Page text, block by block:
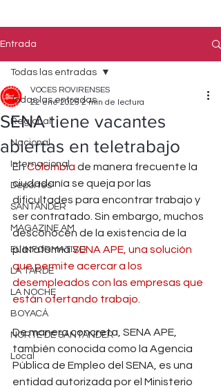
Entrada
Todas las entradas
Regional
Nacional
Internacional
Deportes
SANTANDER
MAGAZINE AM
EL INFORMATIVO
LA TARDE
LA NOCHE
BOYACÁ
NORTE DE SANTANDER
Local
Todas las entradas
SENA tiene vacantes
abiertas en teletrabajo
VOCES ROVIRENSES
22 ene 2025 2 min de lectura
En Colombia de manera frecuente la
ciudadanía se queja por las
dificultades para encontrar trabajo y
ser contratado. Sin embargo, muchos
desconocen de la existencia de la
plataforma SENA APE, una solución
que permite acercar a los
desempleados con las empresas que
están ofertando trabajo.
De manera concreta, SENA APE,
también conocida como la Agencia
Pública de Empleo del SENA, es una
entidad autorizada por el Ministerio